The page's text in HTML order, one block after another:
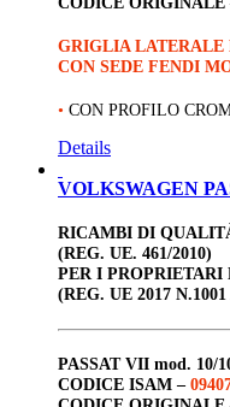
GRIGLIA LATERALE
CON SEDE FENDI
• CON PROFILO
Details
VOLKSWAGEN
RICAMBI DI
(REG. UE. 461/2010)
PER I
(REG. UE 2017
PASSAT VII mod. 10/
CODICE ISAM –